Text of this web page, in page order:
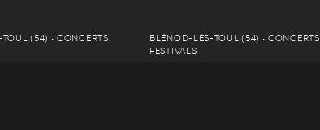
(54) • CONCERTS,
BLÉNOD-LÈS-TOUL (54) • CONCERTS,
FESTIVALS